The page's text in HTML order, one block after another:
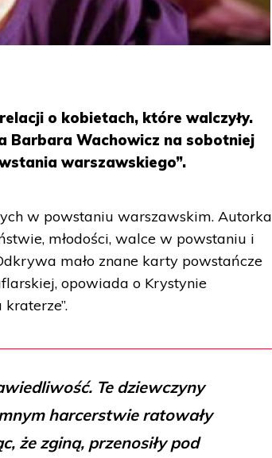
o kobietach, które walczyły.
Barbara Wachowicz na sobotniej
warszawskiego”.
w powstaniu warszawskim. Autorka
młodości, walce w powstaniu i
mało znane karty powstańcze
opowiada o Krystynie
Te dziewczyny
harcerstwie ratowały
że zginą, przenosiły pod